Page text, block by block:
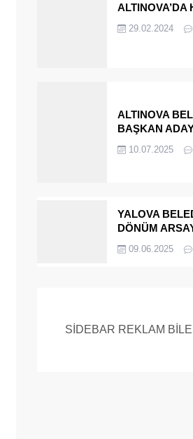
ALTINOVA’DA
BAŞKANI
29.02.2024
ALTINOVA
BAŞKAN
MÜEBBET
10.07.2025
YALOVA
DÖNÜM
09.06.2025
SİDEBAR REKLAM